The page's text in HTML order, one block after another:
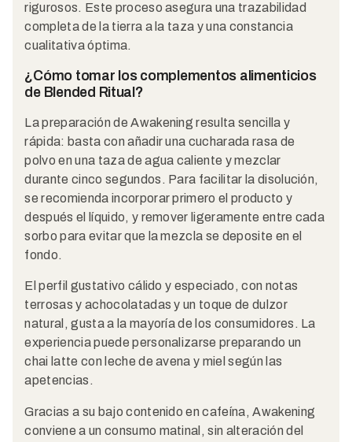
rigurosos. Este proceso asegura una trazabilidad
completa de la tierra a la taza y una constancia
cualitativa óptima.
¿Cómo tomar los complementos alimenticios
de Blended Ritual?
La preparación de Awakening resulta sencilla y
rápida: basta con añadir una cucharada rasa de
polvo en una taza de agua caliente y mezclar
durante cinco segundos. Para facilitar la disolución,
se recomienda incorporar primero el producto y
después el líquido, y remover ligeramente entre cada
sorbo para evitar que la mezcla se deposite en el
fondo.
El perfil gustativo cálido y especiado, con notas
terrosas y achocolatadas y un toque de dulzor
natural, gusta a la mayoría de los consumidores. La
experiencia puede personalizarse preparando un
chai latte con leche de avena y miel según las
apetencias.
Gracias a su bajo contenido en cafeína, Awakening
conviene a un consumo matinal, sin alteración del